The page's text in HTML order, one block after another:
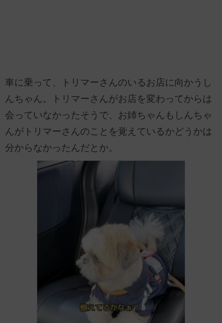
車に乗って、トリマーさんのいるお店に向かうし
んちゃん。トリマーさんがお店を変わってからは
会っていなかったそうで、お姉ちゃんもしんちゃ
んがトリマーさんのことを覚えているかどうかは
分からなかったんだとか。